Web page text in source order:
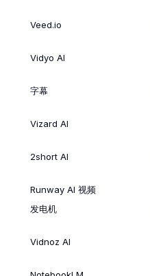
Veed.io
Vidyo AI
字幕
Vizard AI
2short AI
Runway AI 视频
发电机
Vidnoz AI